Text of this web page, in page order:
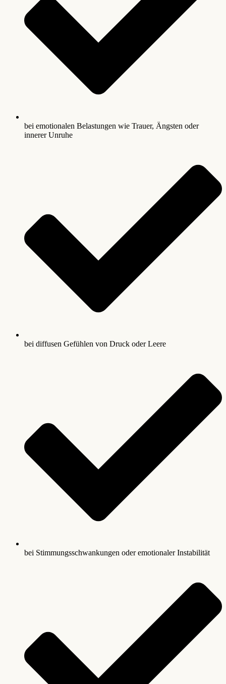
bei emotionalen Belastungen wie Trauer, Ängsten oder
innerer Unruhe
bei diffusen Gefühlen von Druck oder Leere
bei Stimmungsschwankungen oder emotionaler Instabilität